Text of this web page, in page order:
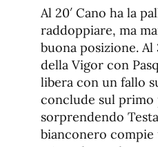
Al 20′ Cano ha la
raddoppiare, ma
buona posizione. Al
della Vigor con
libera con un fallo
conclude sul primo
sorprendendo
bianconero